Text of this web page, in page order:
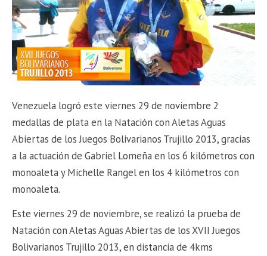
Venezuela logró este viernes 29 de noviembre 2
medallas de plata en la Natación con Aletas Aguas
Abiertas de los Juegos Bolivarianos Trujillo 2013, gracias
a la actuación de Gabriel Lomeña en los 6 kilómetros con
monoaleta y Michelle Rangel en los 4 kilómetros con
monoaleta.
Este viernes 29 de noviembre, se realizó la prueba de
Natación con Aletas Aguas Abiertas de los XVII Juegos
Bolivarianos Trujillo 2013, en distancia de 4kms